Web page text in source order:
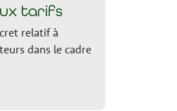
tarifs
relatif à
dans le cadre